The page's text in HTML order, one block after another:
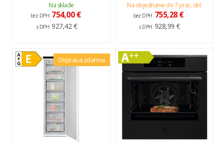
Na sklade
bez DPH 754,00 €
s DPH 927,42 €
Na objednanie do 7 prac. dní
bez DPH 755,28 €
s DPH 928,99 €
Doprava zdarma